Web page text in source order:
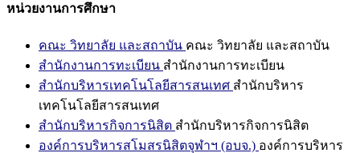
หน่วยงานการศึกษา
คณะ วิทยาลัย และสถาบัน คณะ วิทยาลัย และสถาบัน
สำนักงานการทะเบียน สำนักงานการทะเบียน
สำนักบริหารเทคโนโลยีสารสนเทศ สำนักบริหาร
เทคโนโลยีสารสนเทศ
สำนักบริหารกิจการนิสิต สำนักบริหารกิจการนิสิต
องค์การบริหารสโมสรนิสิตจุฬาฯ (อบจ.) องค์การบริหาร